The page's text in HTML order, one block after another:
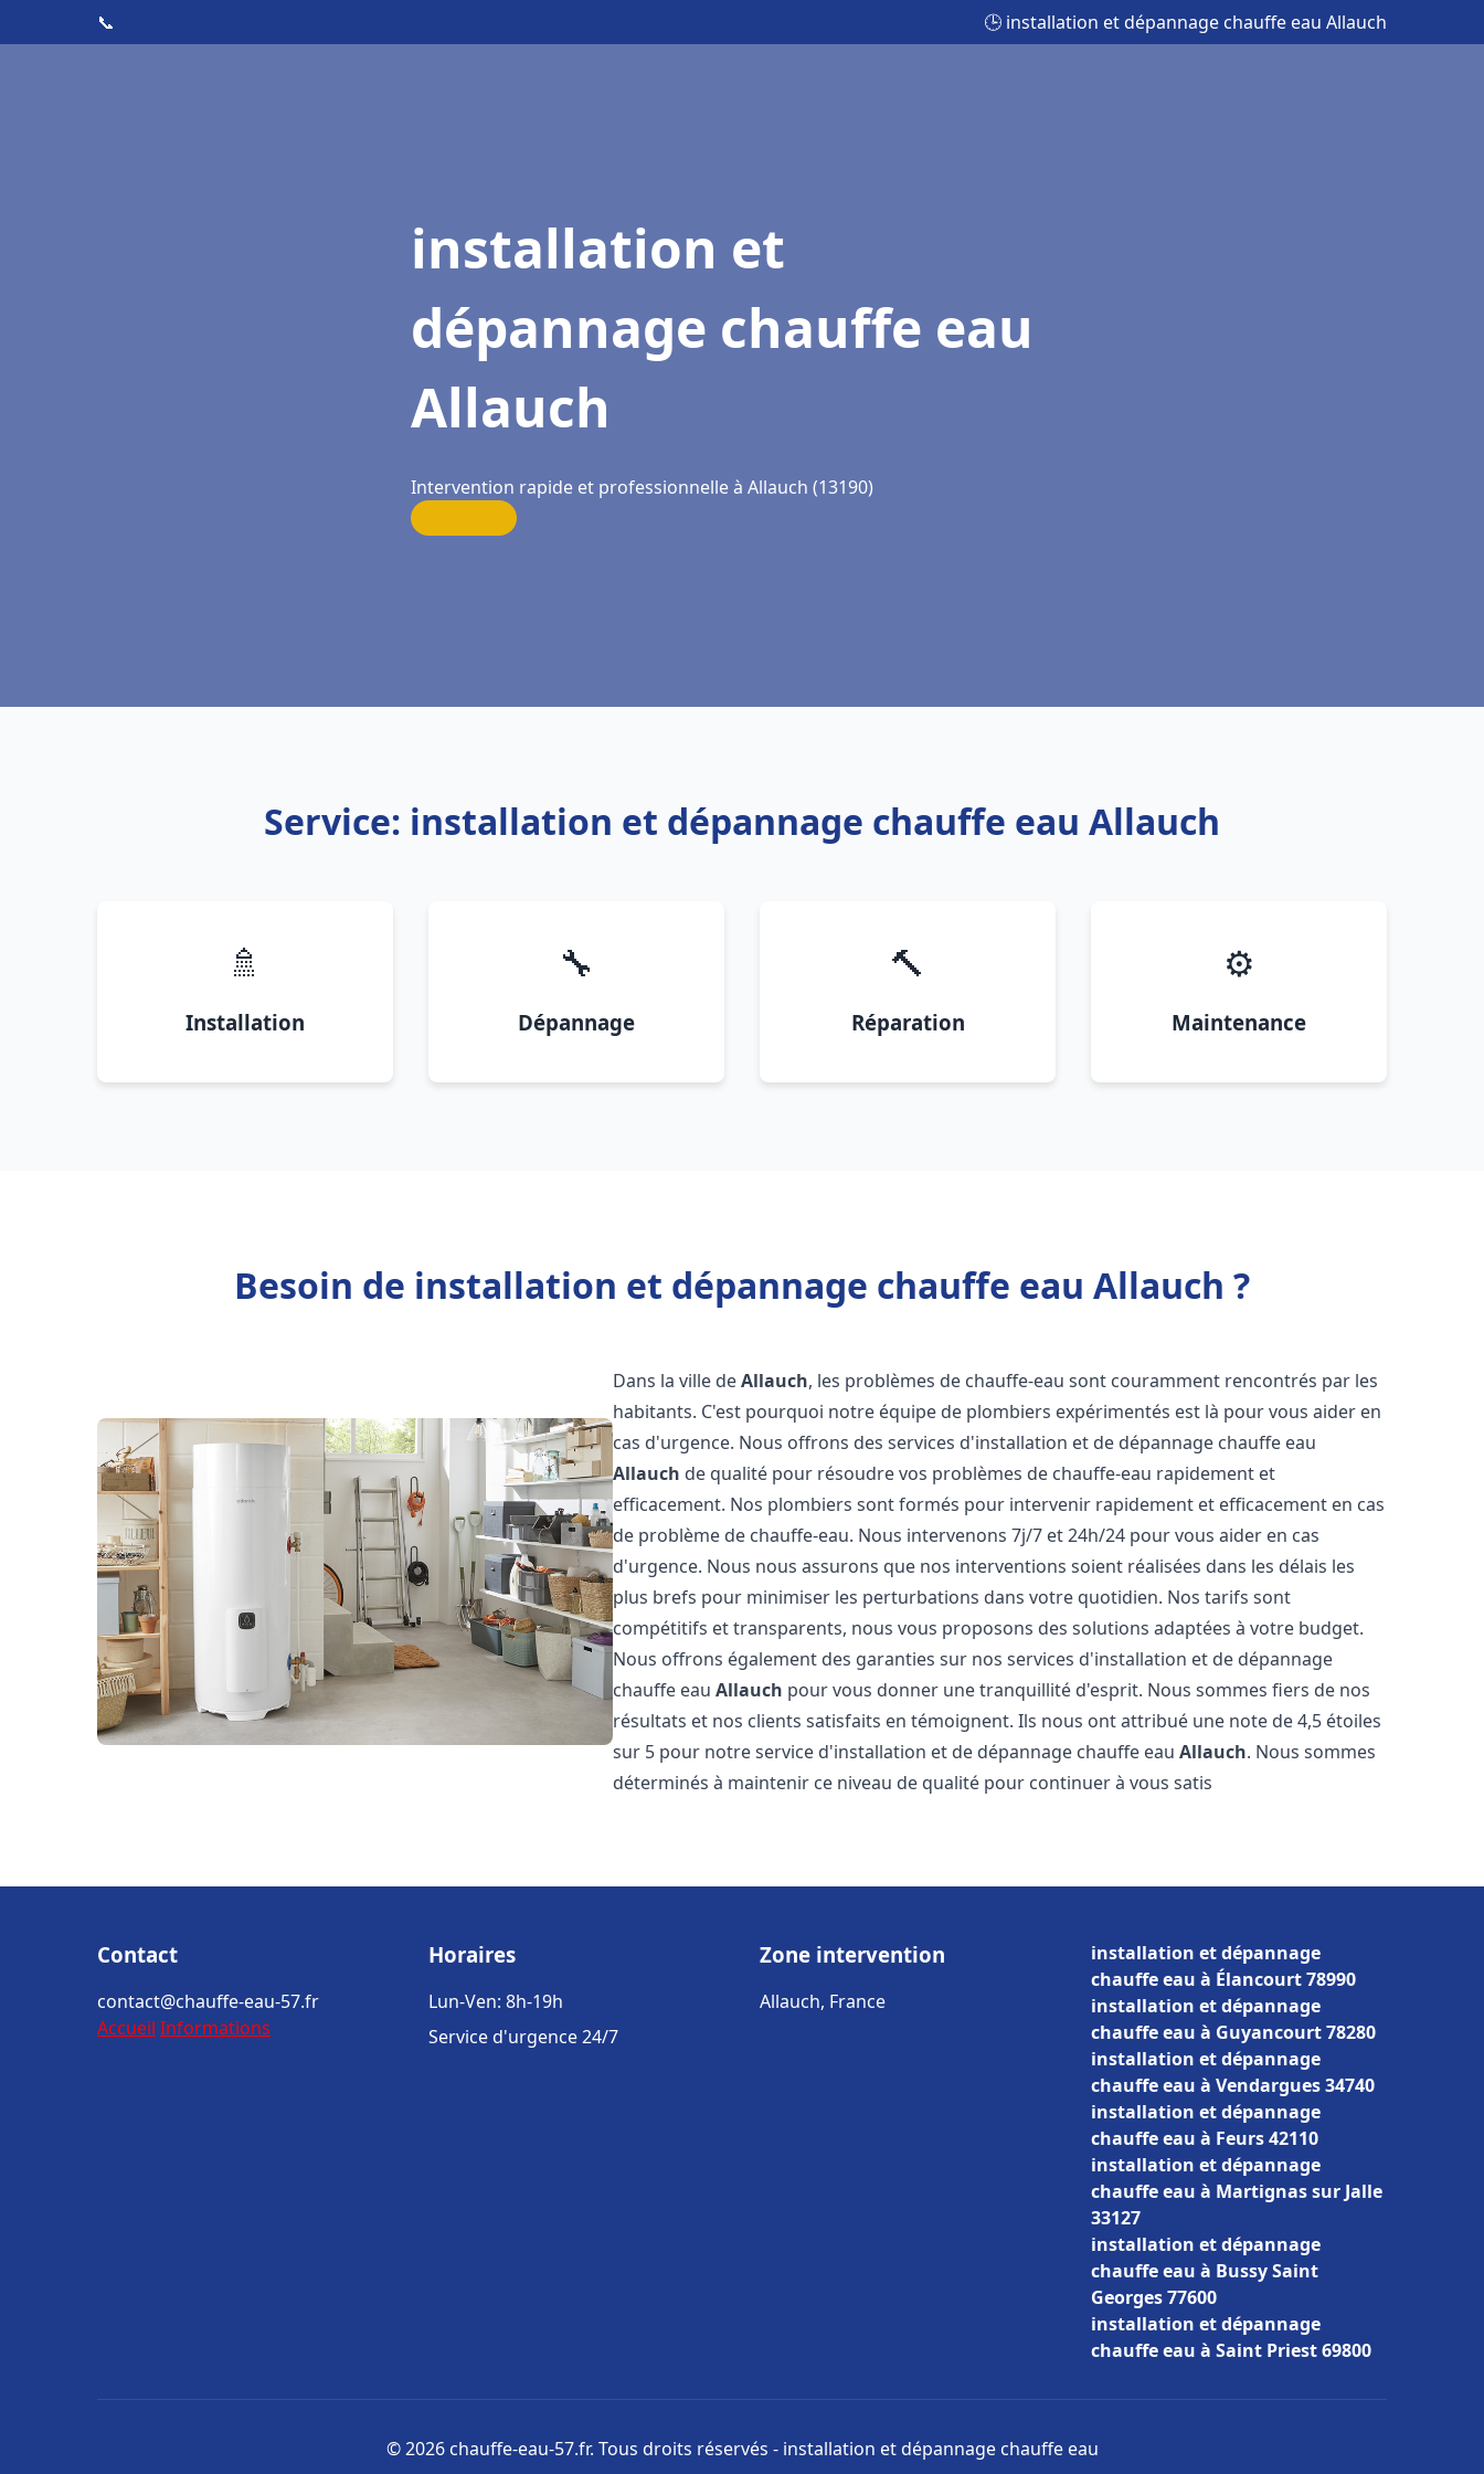
📞 🕒 installation et dépannage chauffe eau Allauch
installation et
dépannage chauffe eau
Allauch
Intervention rapide et professionnelle à Allauch (13190)
Service: installation et dépannage chauffe eau Allauch
🚿
Installation
🔧
Dépannage
🔨
Réparation
⚙️
Maintenance
Besoin de installation et dépannage chauffe eau Allauch ?
Dans la ville deAllauch, les problèmes de chauffe-eau sont couramment rencontrés par les
habitants. C'est pourquoi notre équipe de plombiers expérimentés est là pour vous aider en
cas d'urgence. Nous offrons des services d'installation et de dépannage chauffe eau
Allauch de qualité pour résoudre vos problèmes de chauffe-eau rapidement et
efficacement. Nos plombiers sont formés pour intervenir rapidement et efficacement en cas
de problème de chauffe-eau. Nous intervenons 7j/7 et 24h/24 pour vous aider en cas
d'urgence. Nous nous assurons que nos interventions soient réalisées dans les délais les
plus brefs pour minimiser les perturbations dans votre quotidien. Nos tarifs sont
compétitifs et transparents, nous vous proposons des solutions adaptées à votre budget.
Nous offrons également des garanties sur nos services d'installation et de dépannage
chauffe eauAllauch pour vous donner une tranquillité d'esprit. Nous sommes fiers de nos
résultats et nos clients satisfaits en témoignent. Ils nous ont attribué une note de 4,5 étoiles
sur 5 pour notre service d'installation et de dépannage chauffe eauAllauch. Nous sommes
déterminés à maintenir ce niveau de qualité pour continuer à vous satis
Contact
contact@chauffe-eau-57.fr
Accueil Informations
Horaires
Lun-Ven: 8h-19h
Service d'urgence 24/7
Zone intervention
Allauch, France
installation et dépannage
chauffe eau à Élancourt 78990
installation et dépannage
chauffe eau à Guyancourt 78280
installation et dépannage
chauffe eau à Vendargues 34740
installation et dépannage
chauffe eau à Feurs 42110
installation et dépannage
chauffe eau à Martignas sur Jalle
33127
installation et dépannage
chauffe eau à Bussy Saint
Georges 77600
installation et dépannage
chauffe eau à Saint Priest 69800
© 2026 chauffe-eau-57.fr. Tous droits réservés - installation et dépannage chauffe eau